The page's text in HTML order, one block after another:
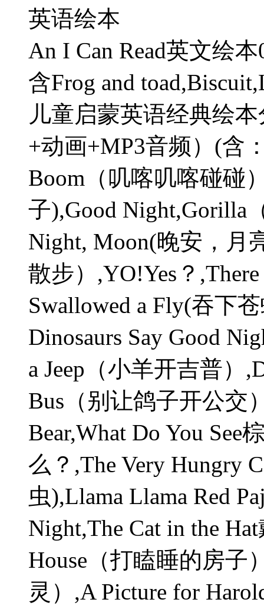
英语绘本
An I Can Read英文绘
含Frog and
儿童启蒙英语经典绘
+动画+MP3音频）(含
Boom（叽喀叽喀碰碰
子),Good Night,Gorilla
Night, Moon(晚安，月
散步）,YO!Yes？
Swallowed a Fly(吞下
Dinosaurs Say Good
a Jeep（小羊开吉普）
Bus（别让鸽子开公交
Bear,What Do You
么？,The Very Hungry
虫),Llama Llama Red
Night,The Cat in the
House（打瞌睡的房子
灵）,A Picture for